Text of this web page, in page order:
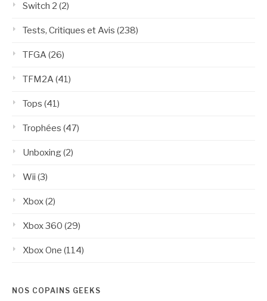
Switch 2 (2)
Tests, Critiques et Avis (238)
TFGA(26)
TFM2A(41)
Tops (41)
Trophées (47)
Unboxing(2)
Wii (3)
Xbox(2)
Xbox 360 (29)
Xbox One (114)
NOS COPAINS GEEKS